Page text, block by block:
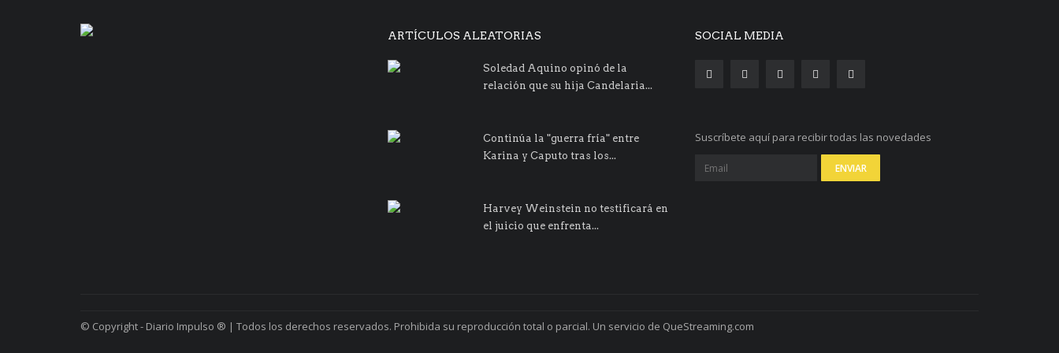
ARTÍCULOS ALEATORIAS
Soledad Aquino opinó de la
relación que su hija Candelaria...
Continúa la "guerra fría" entre
Karina y Caputo tras los...
Harvey Weinstein no testificará en
el juicio que enfrenta...
SOCIAL MEDIA
Suscríbete aquí para recibir todas las novedades
© Copyright - Diario Impulso ® | Todos los derechos reservados. Prohibida su reproducción total o parcial. Un servicio de QueStreaming.com